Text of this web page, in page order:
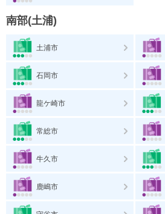
南部(土浦)
土浦市
石岡市
龍ケ崎市
常総市
牛久市
鹿嶋市